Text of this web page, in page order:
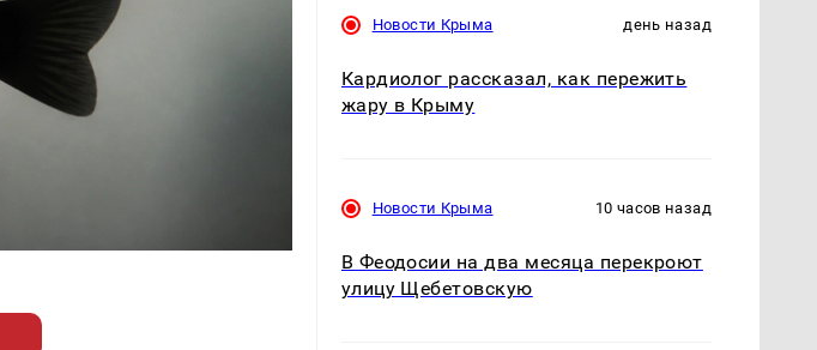
Новости Крыма день назад
Кардиолог рассказал, как пережить
жару в Крыму
Новости Крыма 10 часов назад
В Феодосии на два месяца перекроют
улицу Щебетовскую